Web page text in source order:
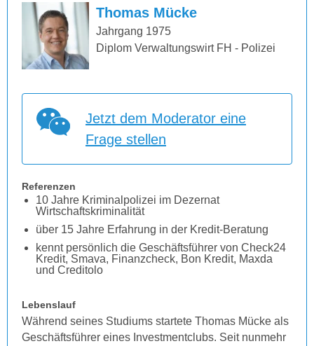
Thomas Mücke
Jahrgang 1975
Diplom Verwaltungswirt FH - Polizei
Jetzt dem Moderator eine
Frage stellen
Referenzen
10 Jahre Kriminalpolizei im Dezernat
Wirtschaftskriminalität
über 15 Jahre Erfahrung in der Kredit-Beratung
kennt persönlich die Geschäftsführer von Check24
Kredit, Smava, Finanzcheck, Bon Kredit, Maxda
und Creditolo
Lebenslauf
Während seines Studiums startete Thomas Mücke als
Geschäftsführer eines Investmentclubs. Seit nunmehr